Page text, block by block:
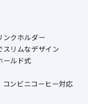
ンクホルダー
スリムなデザイン
ールド式
コンビニコーヒー対応